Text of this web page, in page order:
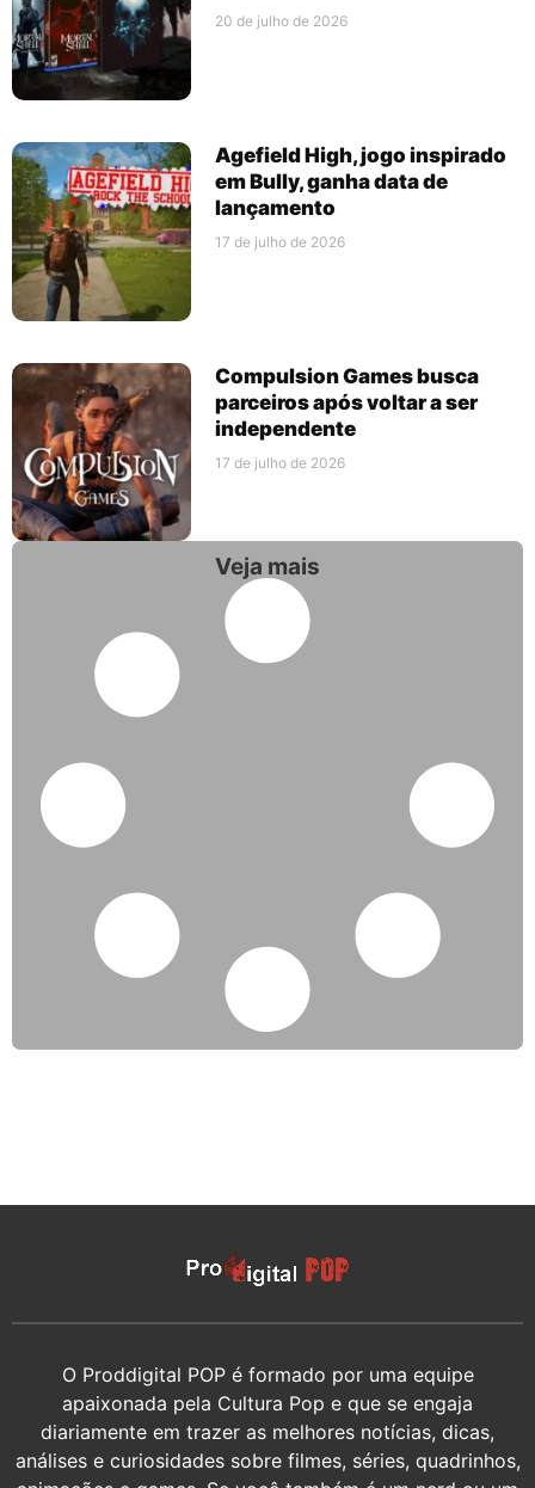
20 de julho de 2026
Agefield High, jogo inspirado
em Bully, ganha data de
lançamento
17 de julho de 2026
Compulsion Games busca
parceiros após voltar a ser
independente
17 de julho de 2026
Veja mais
O Proddigital POP é formado por uma equipe
apaixonada pela Cultura Pop e que se engaja
diariamente em trazer as melhores notícias, dicas,
análises e curiosidades sobre filmes, séries, quadrinhos,